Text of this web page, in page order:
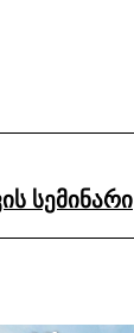
სემინარი